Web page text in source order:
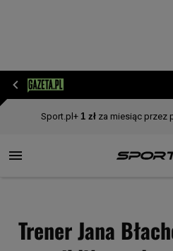
Trener Jana